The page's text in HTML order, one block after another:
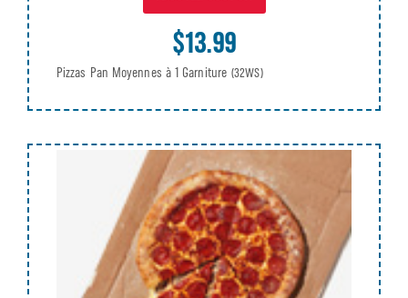
$13.99
Pizzas Pan Moyennes à 1 Garniture (32WS)